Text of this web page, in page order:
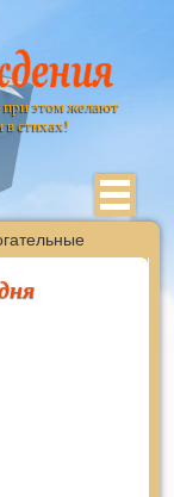
при этом желают
в стихах!